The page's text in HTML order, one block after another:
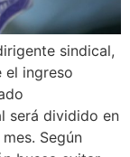
sindical,
el ingreso
será dividido en
Según